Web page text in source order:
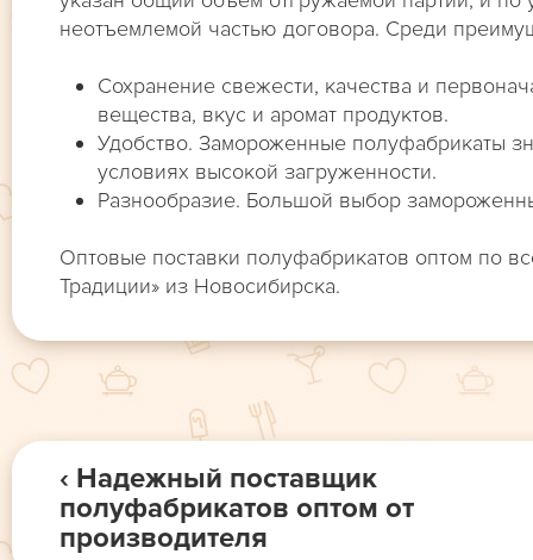
неотъемлемой частью договора. Среди
Сохранение свежести, качества и
вещества, вкус и аромат продуктов.
Удобство. Замороженные полуфабрикаты
условиях высокой загруженности.
Разнообразие. Большой выбор
Оптовые поставки полуфабрикатов оптом по
Традиции» из Новосибирска.
‹ Надежный поставщик
полуфабрикатов оптом от
производителя